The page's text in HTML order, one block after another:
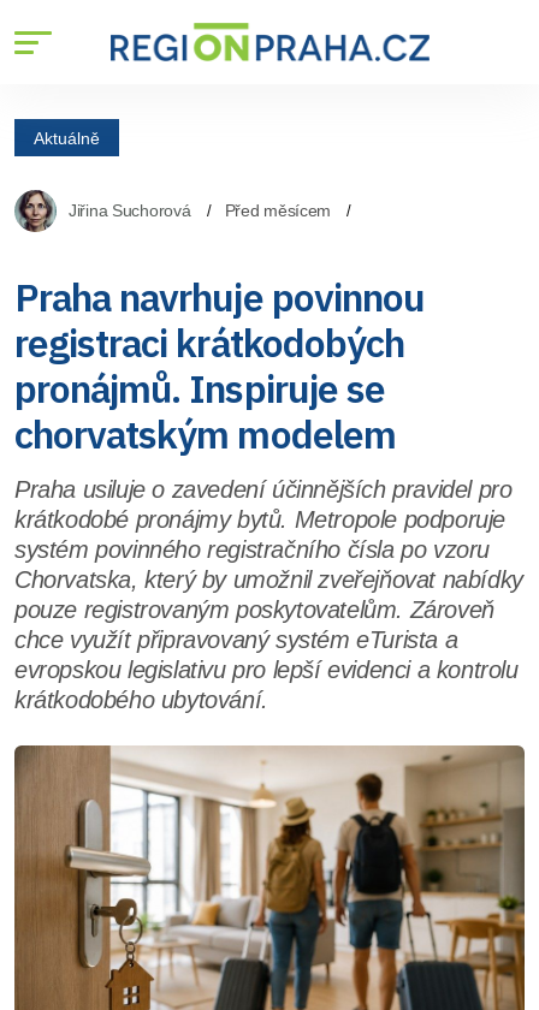
Aktuálně
Jiřina Suchorová Před měsícem
Praha navrhuje povinnou
registraci krátkodobých
pronájmů. Inspiruje se
chorvatským modelem
Praha usiluje o zavedení účinnějších pravidel pro
krátkodobé pronájmy bytů. Metropole podporuje
systém povinného registračního čísla po vzoru
Chorvatska, který by umožnil zveřejňovat nabídky
pouze registrovaným poskytovatelům. Zároveň
chce využít připravovaný systém eTurista a
evropskou legislativu pro lepší evidenci a kontrolu
krátkodobého ubytování.